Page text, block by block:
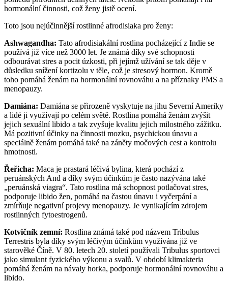
hormonální činnosti, což ženy jistě ocení.
Toto jsou nejúčinnější rostlinné afrodisiaka pro ženy:
Ashwagandha: Tato afrodisiakální rostlina pocházející z Indie se
používá již více než 3000 let. Je známá díky své schopnosti
odbourávat stres a pocit úzkosti, při jejímž užívání se tak děje v
důsledku snížení kortizolu v těle, což je stresový hormon. Kromě
toho pomáhá ženám na hormonální rovnováhu a na příznaky PMS a
menopauzy.
Damiána: Damiána se přirozeně vyskytuje na jihu Severní Ameriky
a lidé ji využívají po celém světě. Rostlina pomáhá ženám zvýšit
jejich sexuální libido a tak zvyšuje kvalitu jejich milostného zážitku.
Má pozitivní účinky na činnosti mozku, psychickou únavu a
speciálně ženám pomáhá také na záněty močových cest a kontrolu
hmotnosti.
Řeřicha: Maca je prastará léčivá bylina, která pochází z
peruánských And a díky svým účinkům je často nazývána také
„peruánská viagra“. Tato rostlina má schopnost potlačovat stres,
podporuje libido žen, pomáhá na častou únavu i vyčerpání a
zmírňuje negativní projevy menopauzy. Je vynikajícím zdrojem
rostlinných fytoestrogenů.
Kotvičník zemní: Rostlina známá také pod názvem Tribulus
Terrestris byla díky svým léčivým účinkům využívána již ve
starověké Číně. V 80. letech 20. století používali Tribulus sportovci
jako simulant fyzického výkonu a svalů. V období klimakteria
pomáhá ženám na návaly horka, podporuje hormonální rovnováhu a
libido.